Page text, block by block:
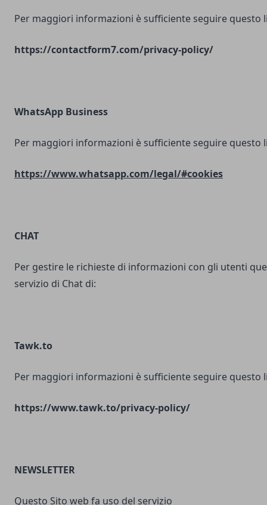
Per maggiori informazioni è sufficiente seguire questo
https://contactform7.com/privacy-policy/
WhatsApp Business
Per maggiori informazioni è sufficiente seguire questo
https://www.whatsapp.com/legal/#cookies
CHAT
Per gestire le richieste di informazioni con gli utenti
servizio di Chat di:
Tawk.to
Per maggiori informazioni è sufficiente seguire questo
https://www.tawk.to/privacy-policy/
NEWSLETTER
Questo Sito web fa uso del servizio